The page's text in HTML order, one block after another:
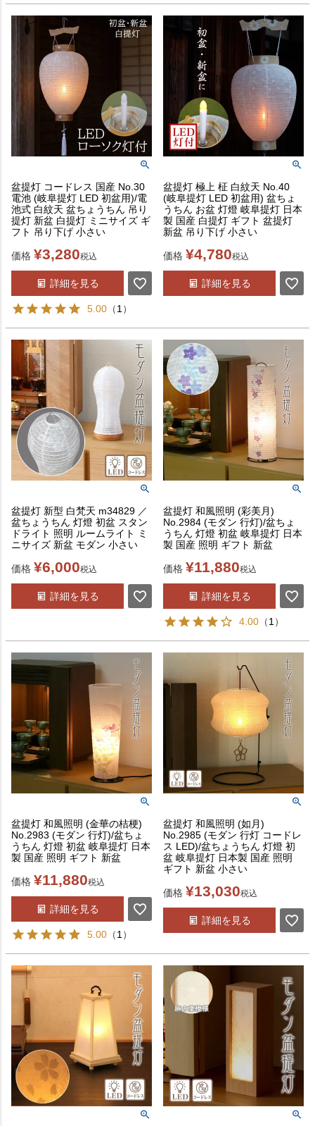
盆提灯 コードレス 国産 No.30
電池 (岐阜提灯 LED 初盆用)/電
池式 白紋天 盆ちょうちん 吊り
提灯 新盆 白提灯 ミニサイズ ギ
フト 吊り下げ 小さい
価格 ¥3,280税込
詳細を見る
5.00 （1）
盆提灯 極上 柾 白紋天 No.40
(岐阜提灯 LED 初盆用) 盆ちょ
うちん お盆 灯燈 岐阜提灯 日本
製 国産 白提灯 ギフト 盆提灯
新盆 吊り下げ 小さい
価格 ¥4,780税込
詳細を見る
盆提灯 新型 白梵天 m34829 ／
盆ちょうちん 灯燈 初盆 スタン
ドライト 照明 ルームライト ミ
ニサイズ 新盆 モダン 小さい
価格 ¥6,000税込
詳細を見る
盆提灯 和風照明 (彩美月)
No.2984 (モダン 行灯)/盆ちょ
うちん 灯燈 初盆 岐阜提灯 日本
製 国産 照明 ギフト 新盆
価格 ¥11,880税込
詳細を見る
4.00 （1）
盆提灯 和風照明 (金華の桔梗)
No.2983 (モダン 行灯)/盆ちょ
うちん 灯燈 初盆 岐阜提灯 日本
製 国産 照明 ギフト 新盆
価格 ¥11,880税込
詳細を見る
5.00 （1）
盆提灯 和風照明 (如月)
No.2985 (モダン 行灯 コードレ
ス LED)/盆ちょうちん 灯燈 初
盆 岐阜提灯 日本製 国産 照明
ギフト 新盆 小さい
価格 ¥13,030税込
詳細を見る